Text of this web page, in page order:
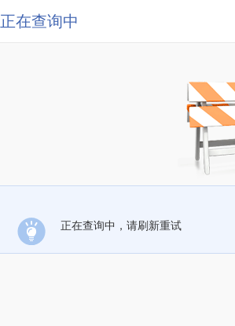
正在查询中
正在查询中，请刷新重试